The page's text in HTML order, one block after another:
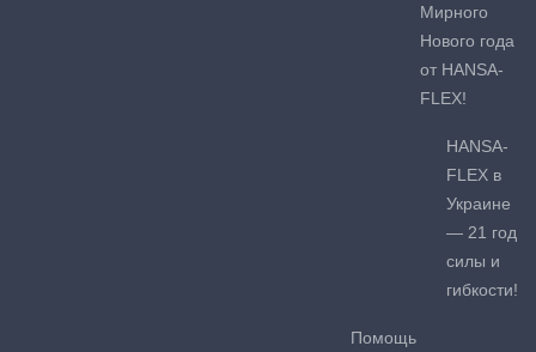
Мирного
Нового года
от HANSA-
FLEX!
HANSA-
FLEX в
Украине
— 21 год
силы и
гибкости!
Помощь